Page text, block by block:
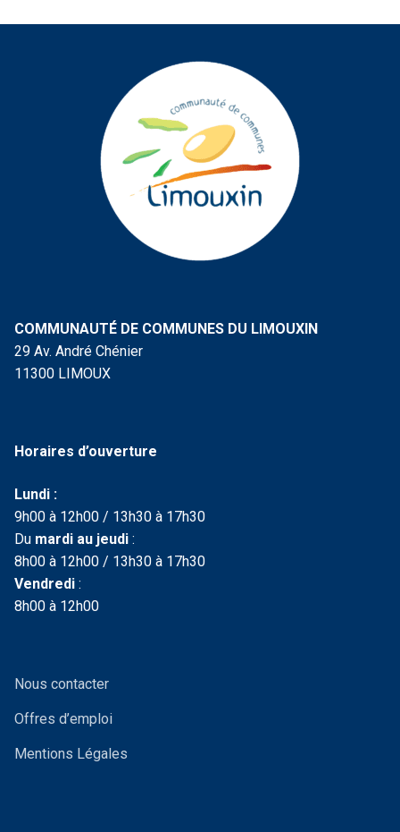
COMMUNAUTÉ DE COMMUNES DU LIMOUXIN
29 Av. André Chénier
11300 LIMOUX
Horaires d’ouverture
Lundi :
9h00 à 12h00 / 13h30 à 17h30
Du mardi au jeudi :
8h00 à 12h00 / 13h30 à 17h30
Vendredi :
8h00 à 12h00
Nous contacter
Offres d’emploi
Mentions Légales